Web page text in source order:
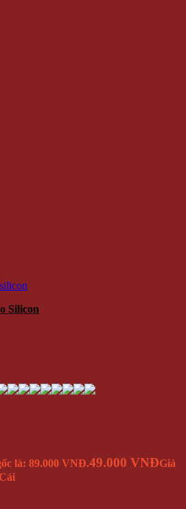
Silicon
là: 89.000 VNĐ.49.000 VNĐGiá